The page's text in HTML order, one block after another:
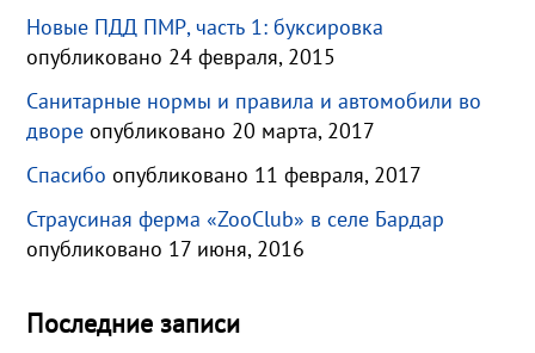
Новые ПДД ПМР, часть 1: буксировка
опубликовано 24 февраля, 2015
Санитарные нормы и правила и автомобили во
дворе опубликовано 20 марта, 2017
Спасибо опубликовано 11 февраля, 2017
Страусиная ферма «ZooClub» в селе Бардар
опубликовано 17 июня, 2016
Последние записи